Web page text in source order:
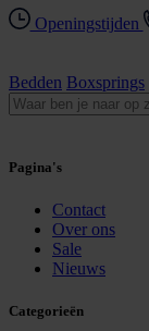
Openingstijden
Bedden Boxsprings
Pagina's
Contact
Over ons
Sale
Nieuws
Categorieën